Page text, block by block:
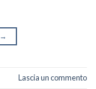
→
Lascia un commento